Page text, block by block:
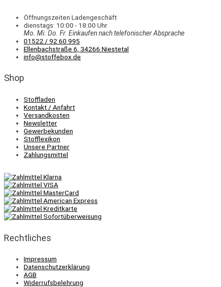
Öffnungszeiten Ladengeschäft
dienstags: 10:00 - 18:00 Uhr
Mo. Mi. Do. Fr. Einkaufennach telefonischer Absprache
01522 / 92 60 995
Ellenbachstraße 6, 34266 Niestetal
info@stoffebox.de
Shop
Stoffladen
Kontakt / Anfahrt
Versandkosten
Newsletter
Gewerbekunden
Stofflexikon
Unsere Partner
Zahlungsmittel
Rechtliches
Impressum
Datenschutzerklärung
AGB
Widerrufsbelehrung